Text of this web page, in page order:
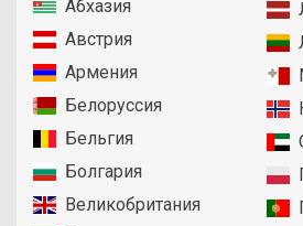
Абхазия
Австрия
Армения
Белоруссия
Бельгия
Болгария
Великобритания